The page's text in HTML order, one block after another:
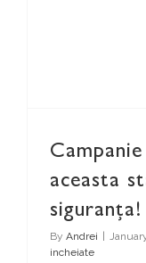
aceasta
siguranța!
By Andrei
incheiate